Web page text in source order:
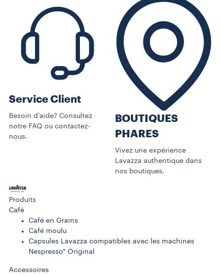
Service Client
Besoin d’aide? Consultez
notre FAQ ou contactez-
nous.
BOUTIQUES
PHARES
Vivez une expérience
Lavazza authentique dans
nos boutiques.
Produits
Café
Café en Grains
Café moulu
Capsules Lavazza compatibles avec les machines
Nespresso* Original
Accessoires